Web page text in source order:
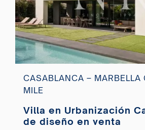
CASABLANCA – MARBELLA
MILE
Villa en Urbanización
de diseño en venta